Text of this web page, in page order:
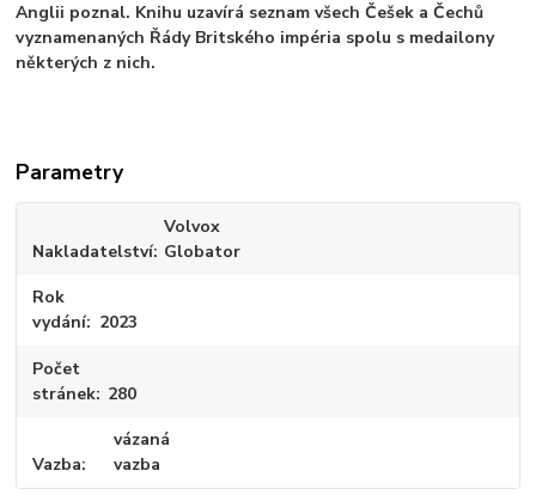
Anglii poznal. Knihu uzavírá seznam všech Češek a Čechů
vyznamenaných Řády Britského impéria spolu s medailony
některých z nich.
Parametry
Nakladatelství
Volvox
Globator
Rok
vydání
2023
Počet
stránek 280
Vazba
vázaná
vazba